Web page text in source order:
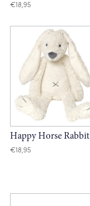
€18,95
Happy Horse Rabbit
€18,95